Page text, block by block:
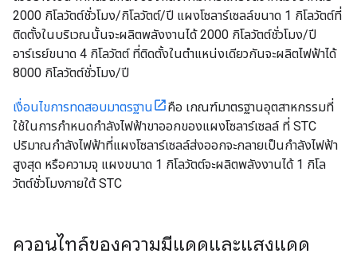
2000 กิโลวัตต์ชั่วโมง/กิโลวัตต์/ปี แผงโซลาร์เซลล์ขนาด 1 กิโลวัตต์ที่
ติดตั้งในบริเวณนั้นจะผลิตพลังงานได้ 2000 กิโลวัตต์ชั่วโมง/ปี
อาร์เรย์ขนาด 4 กิโลวัตต์ ที่ติดตั้งในตำแหน่งเดียวกันจะผลิตไฟฟ้าได้
8000 กิโลวัตต์ชั่วโมง/ปี
เงื่อนไขการทดสอบมาตรฐาน
คือ เกณฑ์มาตรฐานอุตสาหกรรมที่
ใช้ในการกำหนดกำลังไฟฟ้าขาออกของแผงโซลาร์เซลล์ ที่ STC
ปริมาณกำลังไฟฟ้าที่แผงโซลาร์เซลล์ส่งออกจะกลายเป็นกำลังไฟฟ้า
สูงสุด หรือความจุ แผงขนาด 1 กิโลวัตต์จะผลิตพลังงานได้ 1 กิโล
วัตต์ชั่วโมงภายใต้ STC
ควอนไทล์ของความมีแดดและแสงแดด